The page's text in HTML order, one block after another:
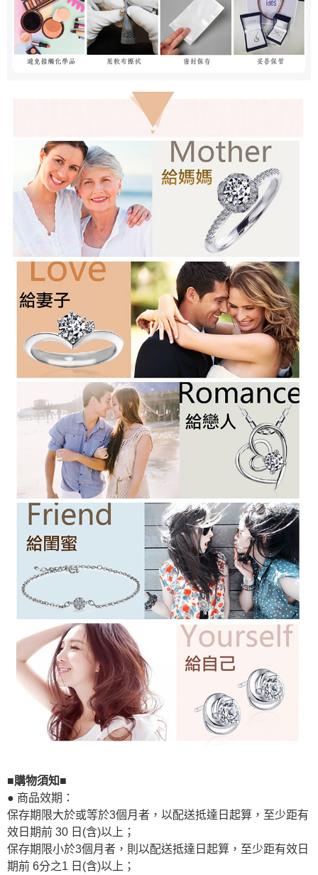
■購物須知■
● 商品效期：
保存期限大於或等於3個月者，以配送抵達日起算，至少距有
效日期前 30 日(含)以上；
保存期限小於3個月者，則以配送抵達日起算，至少距有效日
期前 6分之1 日(含)以上；